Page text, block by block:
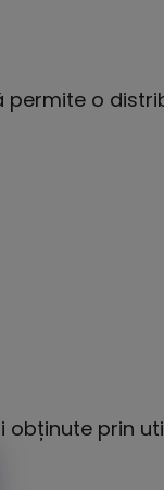
permite o
obținute prin